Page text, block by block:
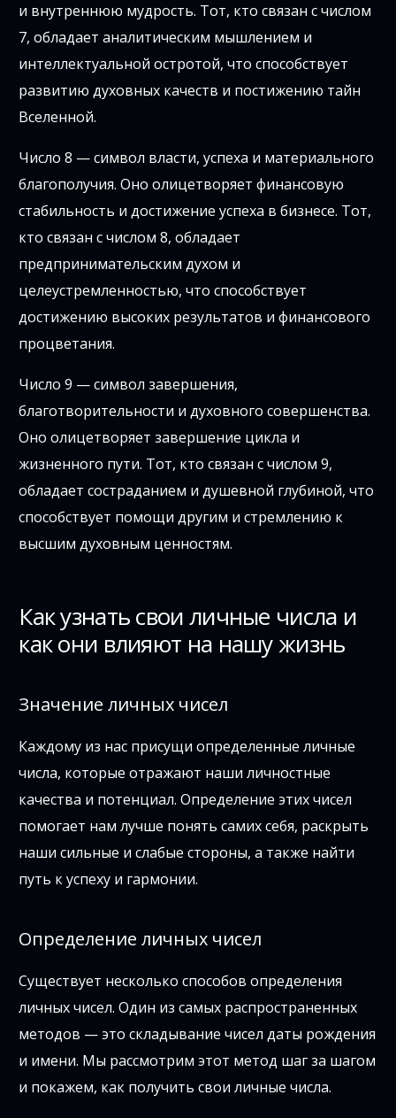
и внутреннюю мудрость. Тот, кто связан с числом
7, обладает аналитическим мышлением и
интеллектуальной остротой, что способствует
развитию духовных качеств и постижению тайн
Вселенной.
Число 8 — символ власти, успеха и материального
благополучия. Оно олицетворяет финансовую
стабильность и достижение успеха в бизнесе. Тот,
кто связан с числом 8, обладает
предпринимательским духом и
целеустремленностью, что способствует
достижению высоких результатов и финансового
процветания.
Число 9 — символ завершения,
благотворительности и духовного совершенства.
Оно олицетворяет завершение цикла и
жизненного пути. Тот, кто связан с числом 9,
обладает состраданием и душевной глубиной, что
способствует помощи другим и стремлению к
высшим духовным ценностям.
Как узнать свои личные числа и
как они влияют на нашу жизнь
Значение личных чисел
Каждому из нас присущи определенные личные
числа, которые отражают наши личностные
качества и потенциал. Определение этих чисел
помогает нам лучше понять самих себя, раскрыть
наши сильные и слабые стороны, а также найти
путь к успеху и гармонии.
Определение личных чисел
Существует несколько способов определения
личных чисел. Один из самых распространенных
методов — это складывание чисел даты рождения
и имени. Мы рассмотрим этот метод шаг за шагом
и покажем, как получить свои личные числа.